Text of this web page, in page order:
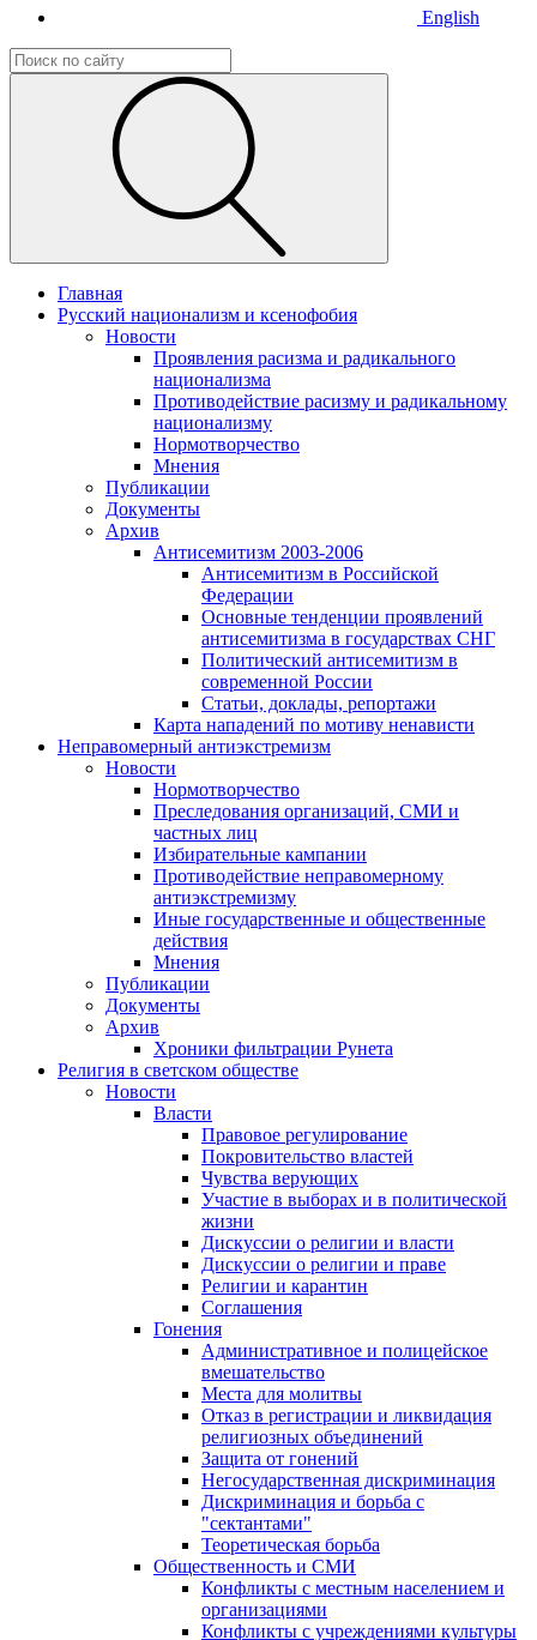
English
Главная
Русский национализм и ксенофобия
Новости
Проявления расизма и радикального
национализма
Противодействие расизму и радикальному
национализму
Нормотворчество
Мнения
Публикации
Документы
Архив
Антисемитизм 2003-2006
Антисемитизм в Российской
Федерации
Основные тенденции проявлений
антисемитизма в государствах СНГ
Политический антисемитизм в
современной России
Статьи, доклады, репортажи
Карта нападений по мотиву ненависти
Неправомерный антиэкстремизм
Новости
Нормотворчество
Преследования организаций, СМИ и
частных лиц
Избирательные кампании
Противодействие неправомерному
антиэкстремизму
Иные государственные и общественные
действия
Мнения
Публикации
Документы
Архив
Хроники фильтрации Рунета
Религия в светском обществе
Новости
Власти
Правовое регулирование
Покровительство властей
Чувства верующих
Участие в выборах и в политической
жизни
Дискуссии о религии и власти
Дискуссии о религии и праве
Религии и карантин
Соглашения
Гонения
Административное и полицейское
вмешательство
Места для молитвы
Отказ в регистрации и ликвидация
религиозных объединений
Защита от гонений
Негосударственная дискриминация
Дискриминация и борьба с
"сектантами"
Теоретическая борьба
Общественность и СМИ
Конфликты с местным населением и
организациями
Конфликты с учреждениями культуры